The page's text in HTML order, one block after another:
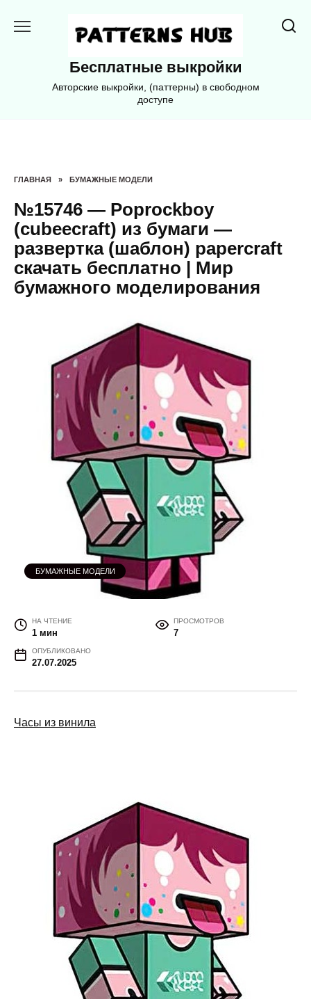
Бесплатные выкройки
Авторские выкройки, (паттерны) в свободном
доступе
ГЛАВНАЯ » БУМАЖНЫЕ МОДЕЛИ
№15746 — Poprockboy
(cubeecraft) из бумаги —
развертка (шаблон) papercraft
скачать бесплатно | Мир
бумажного моделирования
БУМАЖНЫЕ МОДЕЛИ
НА ЧТЕНИЕ
1 мин
ПРОСМОТРОВ
7
ОПУБЛИКОВАНО
27.07.2025
Часы из винила